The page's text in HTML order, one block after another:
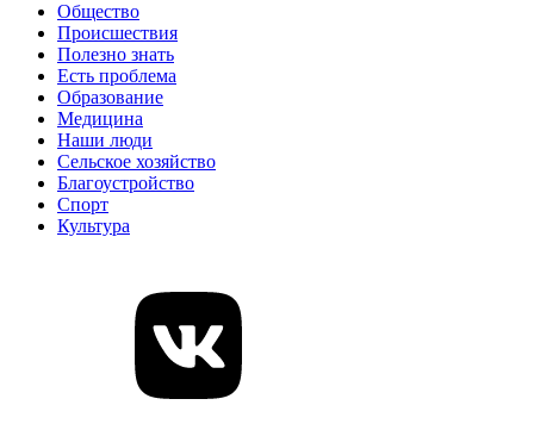
Общество
Происшествия
Полезно знать
Есть проблема
Образование
Медицина
Наши люди
Сельское хозяйство
Благоустройство
Спорт
Культура